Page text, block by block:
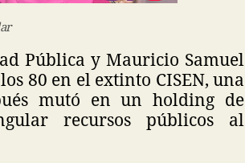
Pública y Mauricio Samuel
80 en el extinto CISEN, una
mutó en un holding de
recursos públicos al